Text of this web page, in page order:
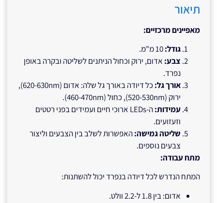
תיאור
מאפיינים מרכזיים:
גודל:
צבע: אדום, ירוק וכחול הניתנים לשליטה ובקרה באופן
נפרד.
אורך גל:
כל דיודה באורך גל שלה: אדום (620-630nm),
ירוק (520-530nm), כחול (460-470nm).
עמידות:
ה-LEDs ארוכי חיים ועמידים בפני רטטים
וזעזועים.
שליטה גמישה:האפשרות לשלב בין הצבעים וליצור
צבעים נוספים.
מתח עבודה:
המתח הנדרש לכל דיודה בנפרד יכול להשתנות:
אדום: בין 1.8 ל-2.2 וולט.